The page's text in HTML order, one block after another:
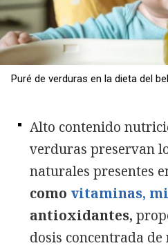
Puré de verduras en la dieta del
Alto contenido
verduras preservan
naturales presentes
como vitaminas,
antioxidantes,
dosis concentrada